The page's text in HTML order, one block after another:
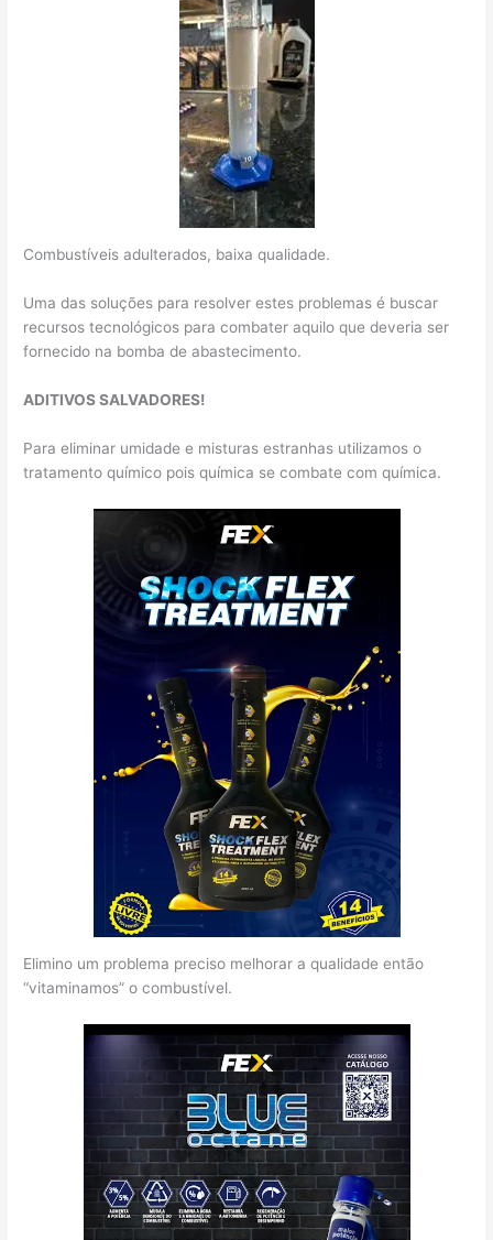
Combustíveis adulterados, baixa qualidade.
Uma das soluções para resolver estes problemas é buscar
recursos tecnológicos para combater aquilo que deveria ser
fornecido na bomba de abastecimento.
ADITIVOS SALVADORES!
Para eliminar umidade e misturas estranhas utilizamos o
tratamento químico pois química se combate com química.
Elimino um problema preciso melhorar a qualidade então
“vitaminamos” o combustível.